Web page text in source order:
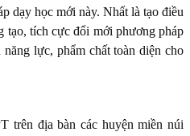
dạy học mới này. Nhất là tạo điều
tạo, tích cực đổi mới phương pháp
lực, phẩm chất toàn diện cho
trên địa bàn các huyện miền núi